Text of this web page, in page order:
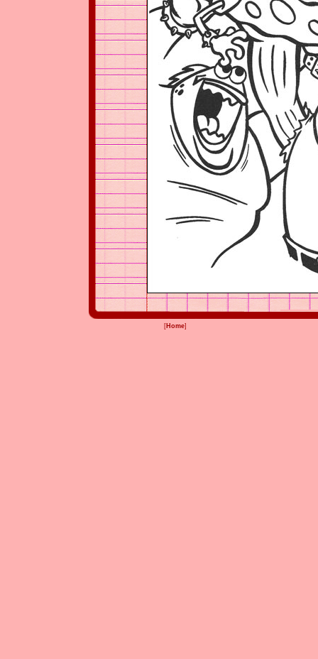
[Home]